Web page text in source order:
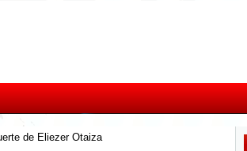
de Eliezer Otaiza